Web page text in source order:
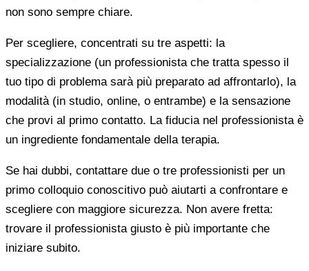
non sono sempre chiare.
Per scegliere, concentrati su tre aspetti: la
specializzazione (un professionista che tratta spesso il
tuo tipo di problema sarà più preparato ad affrontarlo), la
modalità (in studio, online, o entrambe) e la sensazione
che provi al primo contatto. La fiducia nel professionista è
un ingrediente fondamentale della terapia.
Se hai dubbi, contattare due o tre professionisti per un
primo colloquio conoscitivo può aiutarti a confrontare e
scegliere con maggiore sicurezza. Non avere fretta:
trovare il professionista giusto è più importante che
iniziare subito.